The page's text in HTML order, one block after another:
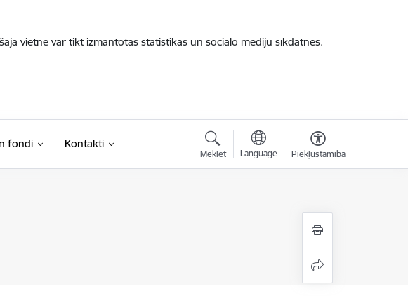
vietnē var tikt izmantotas statistikas un sociālo mediju sīkdatnes.
fondi Kontakti
Meklēt Language Piekļūstamība